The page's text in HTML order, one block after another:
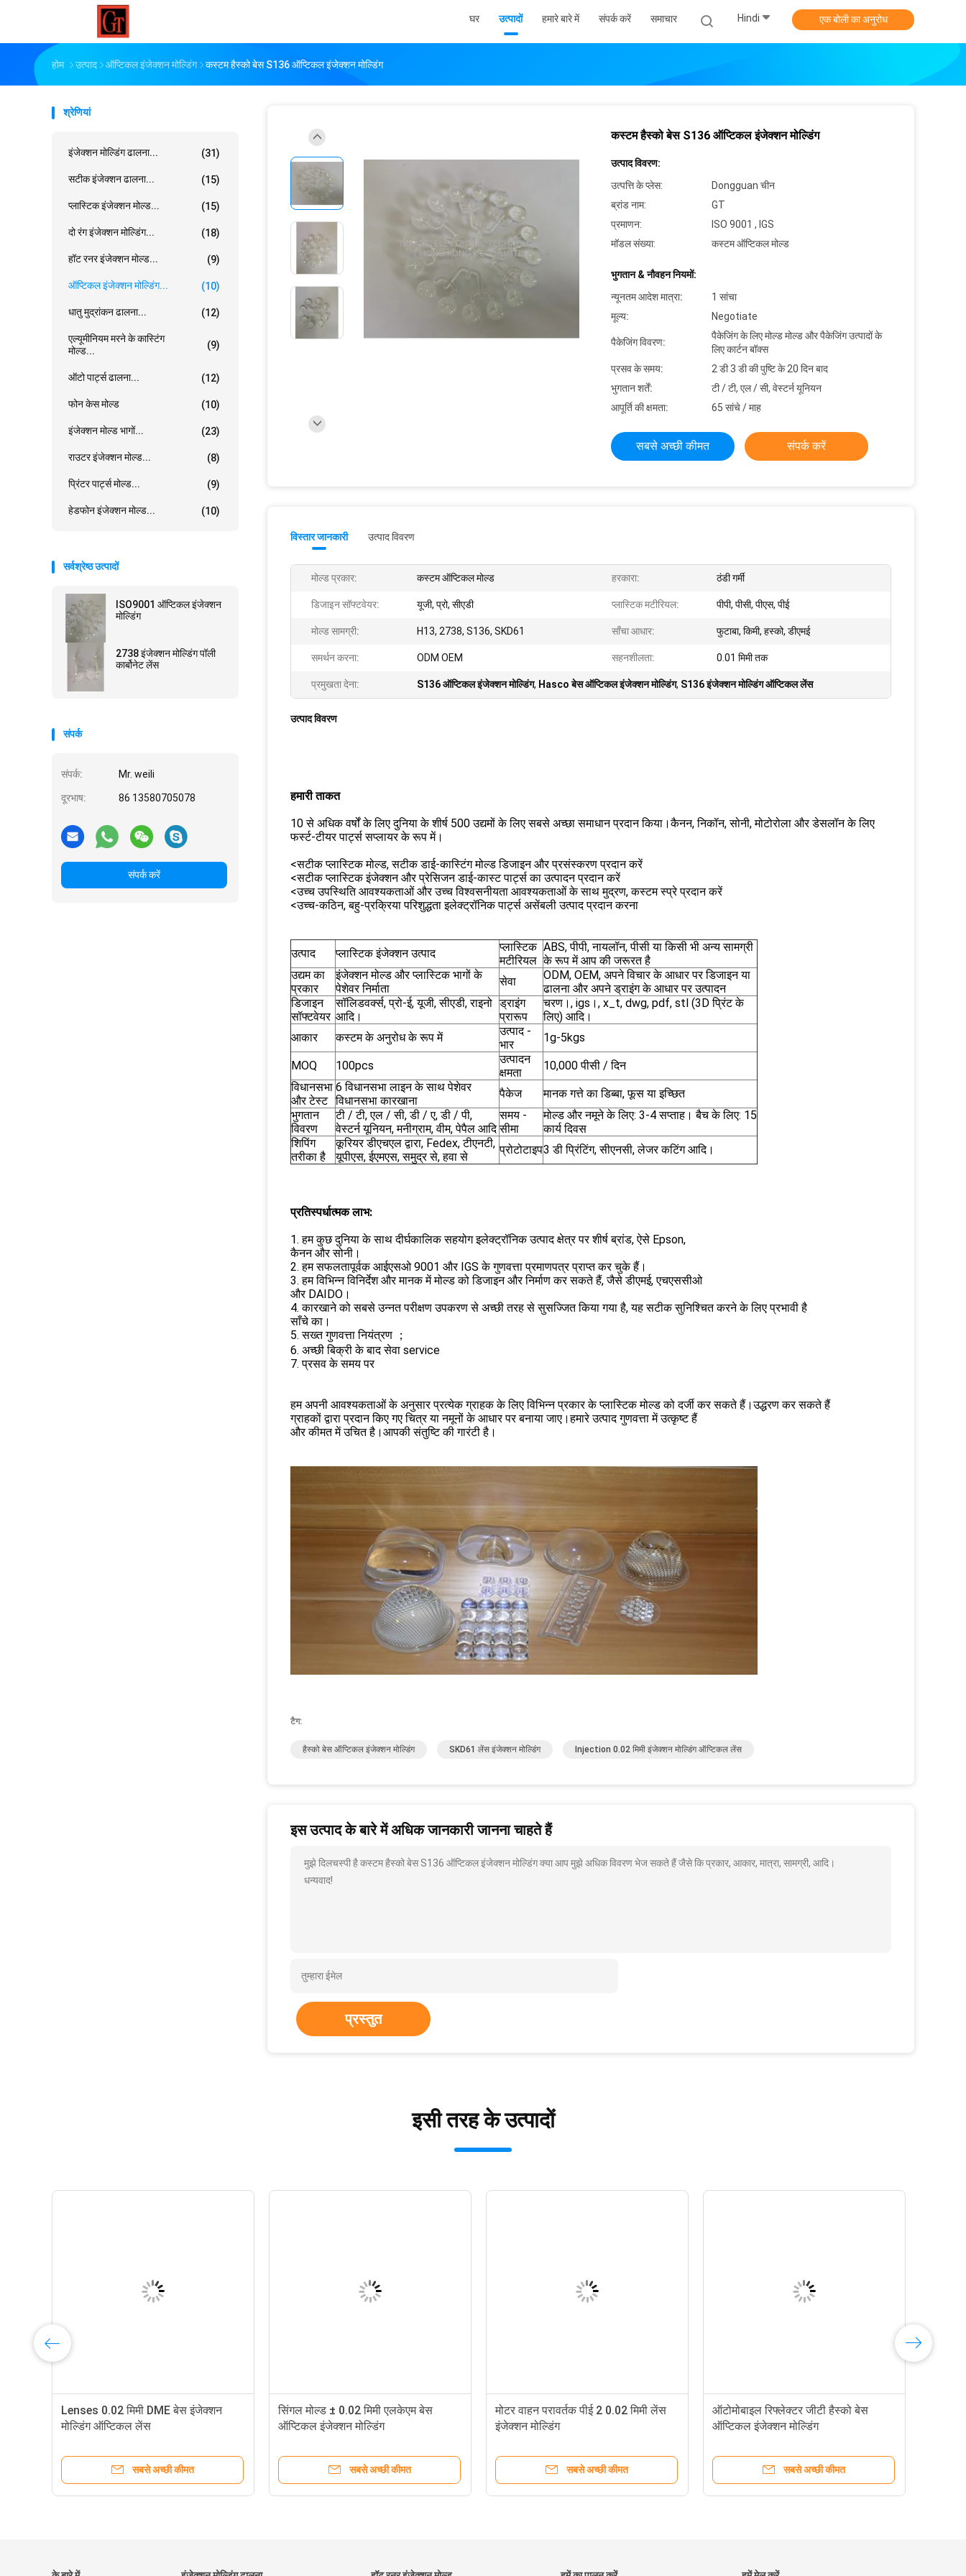
घर उत्पादों हमारे बारे में संपर्क करें समाचार Hindi एक बोली का अनुरोध
होम उत्पाद ऑप्टिकल इंजेक्शन मोल्डिंग कस्टम हैस्को बेस S136 ऑप्टिकल इंजेक्शन मोल्डिंग
श्रेणियां
इंजेक्शन मोल्डिंग ढालना... (31)
सटीक इंजेक्शन ढालना... (15)
प्लास्टिक इंजेक्शन मोल्ड... (15)
दो रंग इंजेक्शन मोल्डिंग... (18)
हॉट रनर इंजेक्शन मोल्ड... (9)
ऑप्टिकल इंजेक्शन मोल्डिंग... (10)
धातु मुद्रांकन ढालना... (12)
एल्यूमीनियम मरने के कास्टिंग
मोल्ड...
(9)
ऑटो पार्ट्स ढालना... (12)
फोन केस मोल्ड (10)
इंजेक्शन मोल्ड भागों... (23)
राउटर इंजेक्शन मोल्ड... (8)
प्रिंटर पार्ट्स मोल्ड... (9)
हेडफोन इंजेक्शन मोल्ड... (10)
सर्वश्रेष्ठ उत्पादों
ISO9001 ऑप्टिकल इंजेक्शन
मोल्डिंग
2738 इंजेक्शन मोल्डिंग पॉली
कार्बोनेट लेंस
संपर्क
संपर्क: Mr. weili
दूरभाष: 86 13580705078
संपर्क करें
कस्टम हैस्को बेस S136 ऑप्टिकल इंजेक्शन मोल्डिंग
उत्पाद विवरण:
उत्पत्ति के प्लेस:
Dongguan चीन
ब्रांड नाम:
GT
प्रमाणन:
ISO 9001 , IGS
मॉडल संख्या:
कस्टम ऑप्टिकल मोल्ड
भुगतान & नौवहन नियमों:
न्यूनतम आदेश मात्रा:
1 सांचा
मूल्य:
Negotiate
पैकेजिंग विवरण:
पैकेजिंग के लिए मोल्ड मोल्ड और पैकेजिंग उत्पादों के
लिए कार्टन बॉक्स
प्रसव के समय:
2 डी 3 डी की पुष्टि के 20 दिन बाद
भुगतान शर्तें:
टी / टी, एल / सी, वेस्टर्न यूनियन
आपूर्ति की क्षमता:
65 सांचे / माह
सबसे अच्छी कीमत संपर्क करें
विस्तार जानकारी उत्पाद विवरण
मोल्ड प्रकार: कस्टम ऑप्टिकल मोल्ड हरकारा: ठंडी गर्मी
डिजाइन सॉफ्टवेयर: यूजी, प्रो, सीएडी प्लास्टिक मटीरियल: पीपी, पीसी, पीएस, पीई
मोल्ड सामग्री: H13, 2738, S136, SKD61 साँचा आधार: फुटाबा, किमी, हस्को, डीएमई
समर्थन करना: ODM OEM सहनशीलता: 0.01 मिमी तक
प्रमुखता देना: S136 ऑप्टिकल इंजेक्शन मोल्डिंग, Hasco बेस ऑप्टिकल इंजेक्शन मोल्डिंग, S136 इंजेक्शन मोल्डिंग ऑप्टिकल लेंस
उत्पाद विवरण
हमारी ताकत
10 से अधिक वर्षों के लिए दुनिया के शीर्ष 500 उद्यमों के लिए सबसे अच्छा समाधान प्रदान किया।कैनन, निकॉन, सोनी, मोटोरोला और डेसलॉन के लिए
फर्स्ट-टीयर पार्ट्स सप्लायर के रूप में।
<सटीक प्लास्टिक मोल्ड, सटीक डाई-कास्टिंग मोल्ड डिजाइन और प्रसंस्करण प्रदान करें
<सटीक प्लास्टिक इंजेक्शन और प्रेसिजन डाई-कास्ट पार्ट्स का उत्पादन प्रदान करें
<उच्च उपस्थिति आवश्यकताओं और उच्च विश्वसनीयता आवश्यकताओं के साथ मुद्रण, कस्टम स्प्रे प्रदान करें
<उच्च-कठिन, बहु-प्रक्रिया परिशुद्धता इलेक्ट्रॉनिक पार्ट्स असेंबली उत्पाद प्रदान करना
उत्पाद प्लास्टिक इंजेक्शन उत्पाद
प्लास्टिक
मटीरियल
ABS, पीपी, नायलॉन, पीसी या किसी भी अन्य सामग्री
के रूप में आप की जरूरत है
उद्यम का
प्रकार
इंजेक्शन मोल्ड और प्लास्टिक भागों के
पेशेवर निर्माता
सेवा
ODM, OEM, अपने विचार के आधार पर डिजाइन या
ढालना और अपने ड्राइंग के आधार पर उत्पादन
डिजाइन
सॉफ्टवेयर
सॉलिडवर्क्स, प्रो-ई, यूजी, सीएडी, राइनो
आदि।
ड्राइंग
प्रारूप
चरण।, igs।, x_t, dwg, pdf, stl (3D प्रिंट के
लिए) आदि।
आकार
कस्टम के अनुरोध के रूप में
उत्पाद -
भार
1g-5kgs
MOQ 100pcs
उत्पादन
क्षमता
10,000 पीसी / दिन
विधानसभा
और टेस्ट
6 विधानसभा लाइन के साथ पेशेवर
विधानसभा कारखाना
पैकेज
मानक गत्ते का डिब्बा, फूस या इच्छित
भुगतान
विवरण
टी / टी, एल / सी, डी / ए, डी / पी,
वेस्टर्न यूनियन, मनीग्राम, वीम, पेपैल आदि
समय -
सीमा
मोल्ड और नमूने के लिए: 3-4 सप्ताह। बैच के लिए: 15
कार्य दिवस
शिपिंग
तरीका है
कूरियर डीएचएल द्वारा, Fedex, टीएनटी,
यूपीएस, ईएमएस, समुद्र से, हवा से
प्रोटोटाइप3 डी प्रिंटिंग, सीएनसी, लेजर कटिंग आदि।
प्रतिस्पर्धात्मक लाभ:
1. हम कुछ दुनिया के साथ दीर्घकालिक सहयोग इलेक्ट्रॉनिक उत्पाद क्षेत्र पर शीर्ष ब्रांड, ऐसे Epson,
कैनन और सोनी।
2. हम सफलतापूर्वक आईएसओ 9001 और IGS के गुणवत्ता प्रमाणपत्र प्राप्त कर चुके हैं।
3. हम विभिन्न विनिर्देश और मानक में मोल्ड को डिजाइन और निर्माण कर सकते हैं, जैसे डीएमई, एचएससीओ
और DAIDO।
4. कारखाने को सबसे उन्नत परीक्षण उपकरण से अच्छी तरह से सुसज्जित किया गया है, यह सटीक सुनिश्चित करने के लिए प्रभावी है
साँचे का।
5. सख्त गुणवत्ता नियंत्रण ；
6. अच्छी बिक्री के बाद सेवा service
7. प्रसव के समय पर
हम अपनी आवश्यकताओं के अनुसार प्रत्येक ग्राहक के लिए विभिन्न प्रकार के प्लास्टिक मोल्ड को दर्जी कर सकते हैं।उद्धरण कर सकते हैं
ग्राहकों द्वारा प्रदान किए गए चित्र या नमूनों के आधार पर बनाया जाए।हमारे उत्पाद गुणवत्ता में उत्कृष्ट हैं
और कीमत में उचित है।आपकी संतुष्टि की गारंटी है।
टैग:
हैस्को बेस ऑप्टिकल इंजेक्शन मोल्डिंग SKD61 लेंस इंजेक्शन मोल्डिंग Injection 0.02 मिमी इंजेक्शन मोल्डिंग ऑप्टिकल लेंस
इस उत्पाद के बारे में अधिक जानकारी जानना चाहते हैं
मुझे दिलचस्पी है कस्टम हैस्को बेस S136 ऑप्टिकल इंजेक्शन मोल्डिंग क्या आप मुझे अधिक विवरण भेज सकते हैं जैसे कि प्रकार, आकार, मात्रा, सामग्री, आदि।
धन्यवाद!
प्रस्तुत
इसी तरह के उत्पादों
Lenses 0.02 मिमी DME बेस इंजेक्शन
मोल्डिंग ऑप्टिकल लेंस
सबसे अच्छी कीमत
सिंगल मोल्ड ± 0.02 मिमी एलकेएम बेस
ऑप्टिकल इंजेक्शन मोल्डिंग
सबसे अच्छी कीमत
मोटर वाहन परावर्तक पीई 2 0.02 मिमी लेंस
इंजेक्शन मोल्डिंग
सबसे अच्छी कीमत
ऑटोमोबाइल रिफ्लेक्टर जीटी हैस्को बेस
ऑप्टिकल इंजेक्शन मोल्डिंग
सबसे अच्छी कीमत